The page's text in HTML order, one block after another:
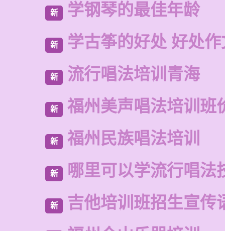
新 学钢琴的最佳年龄
新 学古筝的好处 好处作
新 流行唱法培训青海
新 福州美声唱法培训班
新 福州民族唱法培训
新 哪里可以学流行唱法
新 吉他培训班招生宣传